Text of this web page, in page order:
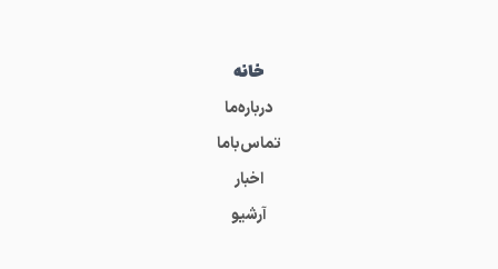
خانه
درباره‌ما
تماس‌باما
اخبار
آرشیو